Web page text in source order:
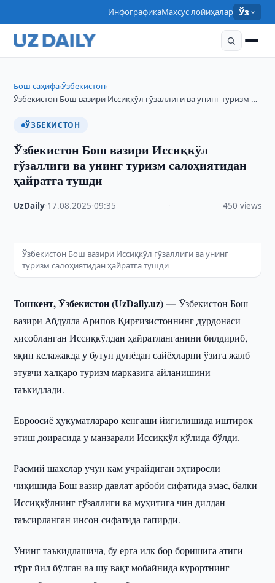
ИнфографикаМахсус лойиҳалар Ўз
Бош саҳифа›Ўзбекистон›
Ўзбекистон Бош вазири Иссиқкўл гўзаллиги ва унинг туризм …
ЎЗБЕКИСТОН
Ўзбекистон Бош вазири Иссиқкўл
гўзаллиги ва унинг туризм салоҳиятидан
ҳайратга тушди
UzDaily 17.08.2025 ·09:35 450 views
Ўзбекистон Бош вазири Иссиқкўл гўзаллиги ва унинг
туризм салоҳиятидан ҳайратга тушди
Тошкент, Ўзбекистон (UzDaily.uz) — Ўзбекистон Бош
вазири Абдулла Арипов Қирғизистоннинг дурдонаси
ҳисобланган Иссиқкўлдан ҳайратланганини билдириб,
яқин келажакда у бутун дунёдан сайёҳларни ўзига жалб
этувчи халқаро туризм марказига айланишини
таъкидлади.
Евроосиё ҳукуматлараро кенгаши йиғилишида иштирок
этиш доирасида у манзарали Иссиқкўл кўлида бўлди.
Расмий шахслар учун кам учрайдиган эҳтиросли
чиқишида Бош вазир давлат арбоби сифатида эмас, балки
Иссиқкўлнинг гўзаллиги ва муҳитига чин дилдан
таъсирланган инсон сифатида гапирди.
Унинг таъкидлашича, бу ерга илк бор боришига атиги
тўрт йил бўлган ва шу вақт мобайнида курортнинг